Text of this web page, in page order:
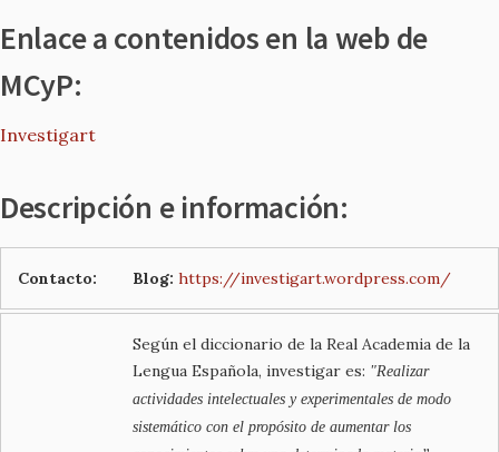
Enlace a contenidos en la web de
MCyP:
Investigart
Descripción e información:
Contacto: Blog: https://investigart.wordpress.com/
Según el diccionario de la Real Academia de la
Lengua Española, investigar es: "Realizar
actividades intelectuales y experimentales de modo
sistemático con el propósito de aumentar los